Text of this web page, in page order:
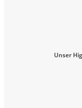
Unser